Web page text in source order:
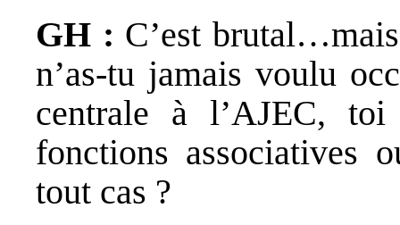
GH : C’est
n’as-tu jamais voulu
centrale à l’AJEC,
fonctions associatives
tout cas ?